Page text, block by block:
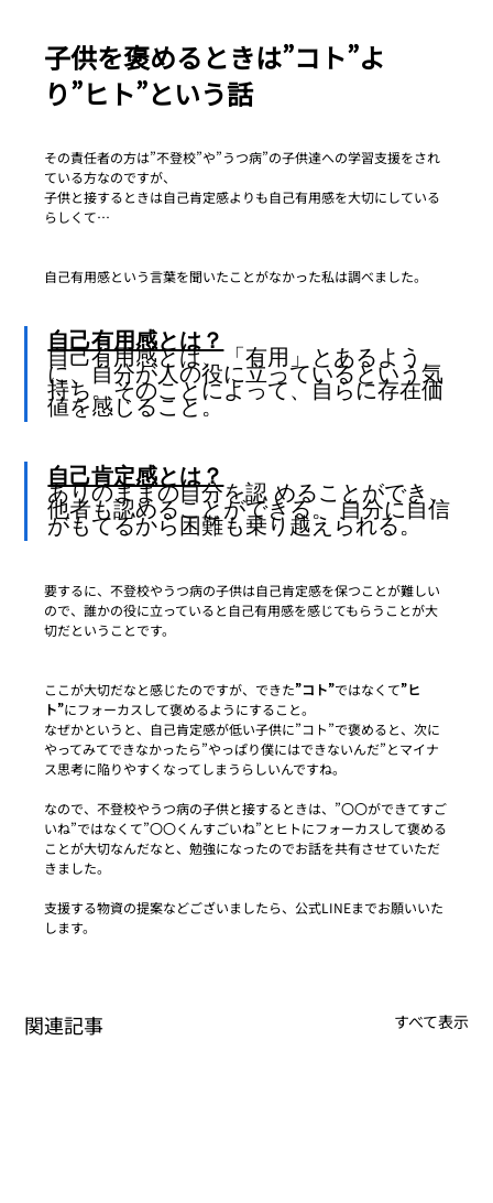
子供を褒めるときは”コト”よ
り”ヒト”という話
その責任者の方は”不登校”や”うつ病”の子供達への学習支援をされ
ている方なのですが、
子供と接するときは自己肯定感よりも自己有用感を大切にしている
らしくて…
自己有用感という言葉を聞いたことがなかった私は調べました。
自己有用感とは？
自己有用感とは、「有用」とあるよう
に、自分が人の役に立っているという気
持ち。そのことによって、自らに存在価
値を感じること。
自己肯定感とは？
ありのままの自分を認 めることができ、
他者も認めることができる。 自分に自信
がもてるから困難も乗り越えられる。
要するに、不登校やうつ病の子供は自己肯定感を保つことが難しい
ので、誰かの役に立っていると自己有用感を感じてもらうことが大
切だということです。
ここが大切だなと感じたのですが、できた”コト”ではなくて”ヒ
ト”にフォーカスして褒めるようにすること。
なぜかというと、自己肯定感が低い子供に”コト”で褒めると、次に
やってみてできなかったら”やっぱり僕にはできないんだ”とマイナ
ス思考に陥りやすくなってしまうらしいんですね。
なので、不登校やうつ病の子供と接するときは、”〇〇ができてすご
いね”ではなくて”〇〇くんすごいね”とヒトにフォーカスして褒める
ことが大切なんだなと、勉強になったのでお話を共有させていただ
きました。
支援する物資の提案などございましたら、公式LINEまでお願いいた
します。
関連記事 すべて表示